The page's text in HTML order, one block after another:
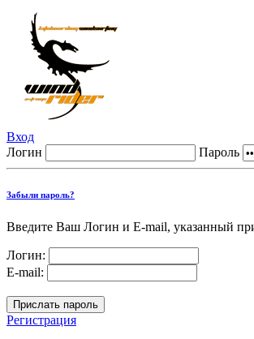
Вход
Логин
Пароль
Забыли пароль?
Введите Ваш Логин и E-mail, указанный
Логин:
E-mail:
Регистрация